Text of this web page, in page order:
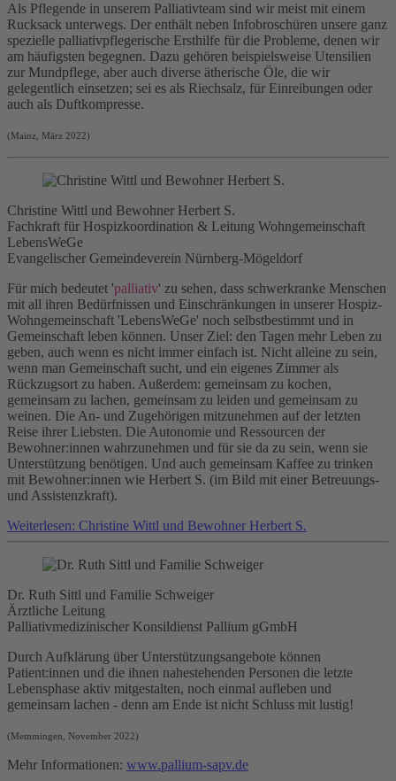
Als Pflegende in unserem Palliativteam sind wir meist mit einem
Rucksack unterwegs. Der enthält neben Infobroschüren unsere ganz
spezielle palliativpflegerische Ersthilfe für die Probleme, denen wir
am häufigsten begegnen. Dazu gehören beispielsweise Utensilien
zur Mundpflege, aber auch diverse ätherische Öle, die wir
gelegentlich einsetzen; sei es als Riechsalz, für Einreibungen oder
auch als Duftkompresse.
(Mainz, März 2022)
Christine Wittl und Bewohner Herbert S.
Fachkraft für Hospizkoordination & Leitung Wohngemeinschaft
LebensWeGe
Evangelischer Gemeindeverein Nürnberg-Mögeldorf
Für mich bedeutet 'palliativ' zu sehen, dass schwerkranke Menschen
mit all ihren Bedürfnissen und Einschränkungen in unserer Hospiz-
Wohngemeinschaft 'LebensWeGe' noch selbstbestimmt und in
Gemeinschaft leben können. Unser Ziel: den Tagen mehr Leben zu
geben, auch wenn es nicht immer einfach ist. Nicht alleine zu sein,
wenn man Gemeinschaft sucht, und ein eigenes Zimmer als
Rückzugsort zu haben. Außerdem: gemeinsam zu kochen,
gemeinsam zu lachen, gemeinsam zu leiden und gemeinsam zu
weinen. Die An- und Zugehörigen mitzunehmen auf der letzten
Reise ihrer Liebsten. Die Autonomie und Ressourcen der
Bewohner:innen wahrzunehmen und für sie da zu sein, wenn sie
Unterstützung benötigen. Und auch gemeinsam Kaffee zu trinken
mit Bewohner:innen wie Herbert S. (im Bild mit einer Betreuungs-
und Assistenzkraft).
Weiterlesen: Christine Wittl und Bewohner Herbert S.
Dr. Ruth Sittl und Familie Schweiger
Ärztliche Leitung
Palliativmedizinischer Konsildienst Pallium gGmbH
Durch Aufklärung über Unterstützungsangebote können
Patient:innen und die ihnen nahestehenden Personen die letzte
Lebensphase aktiv mitgestalten, noch einmal aufleben und
gemeinsam lachen - denn am Ende ist nicht Schluss mit lustig!
(Memmingen, November 2022)
Mehr Informationen: www.pallium-sapv.de